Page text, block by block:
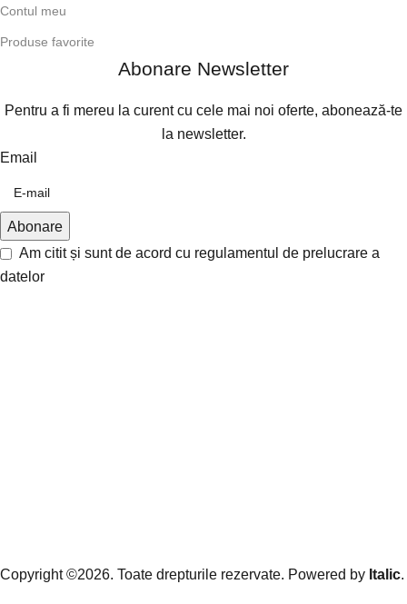
Contul meu
Produse favorite
Abonare Newsletter
Pentru a fi mereu la curent cu cele mai noi oferte, abonează-te
la newsletter.
Email
Am citit și sunt de acord cu regulamentul de prelucrare a
datelor
Copyright ©2026. Toate drepturile rezervate. Powered by Italic.